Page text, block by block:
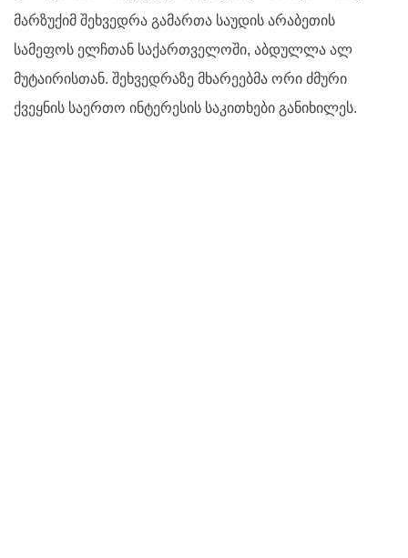
მარზუქიმ შეხვედრა გამართა საუდის არაბეთის
სამეფოს ელჩთან საქართველოში, აბდულლა ალ
მუტაირისთან. შეხვედრაზე მხარეებმა ორი ძმური
ქვეყნის საერთო ინტერესის საკითხები განიხილეს.